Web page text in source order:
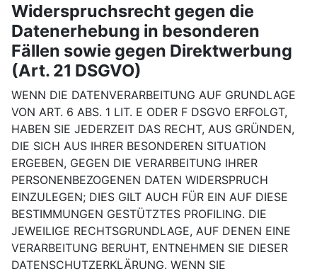
Widerspruchsrecht gegen die
Datenerhebung in besonderen
Fällen sowie gegen Direktwerbung
(Art. 21 DSGVO)
WENN DIE DATENVERARBEITUNG AUF GRUNDLAGE
VON ART. 6 ABS. 1 LIT. E ODER F DSGVO ERFOLGT,
HABEN SIE JEDERZEIT DAS RECHT, AUS GRÜNDEN,
DIE SICH AUS IHRER BESONDEREN SITUATION
ERGEBEN, GEGEN DIE VERARBEITUNG IHRER
PERSONENBEZOGENEN DATEN WIDERSPRUCH
EINZULEGEN; DIES GILT AUCH FÜR EIN AUF DIESE
BESTIMMUNGEN GESTÜTZTES PROFILING. DIE
JEWEILIGE RECHTSGRUNDLAGE, AUF DENEN EINE
VERARBEITUNG BERUHT, ENTNEHMEN SIE DIESER
DATENSCHUTZERKLÄRUNG. WENN SIE